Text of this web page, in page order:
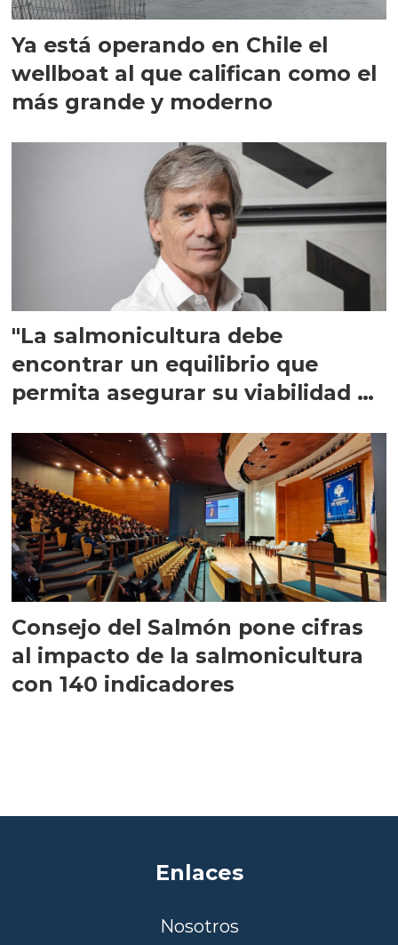
Ya está operando en Chile el
wellboat al que califican como el
más grande y moderno
"La salmonicultura debe
encontrar un equilibrio que
permita asegurar su viabilidad de
Consejo del Salmón pone cifras
al impacto de la salmonicultura
con 140 indicadores
Enlaces
Nosotros